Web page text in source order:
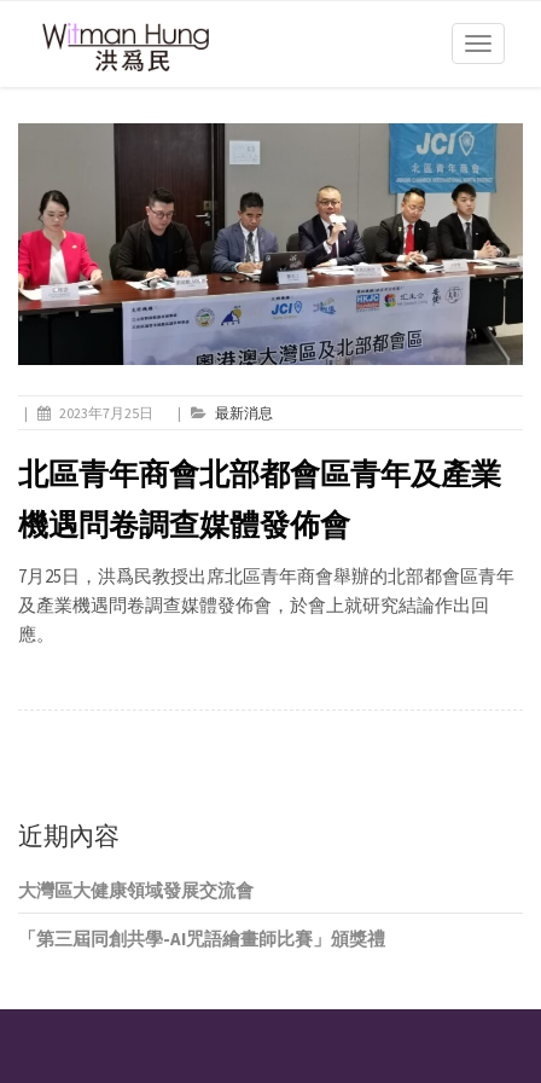
Toggle
| 2023年7月25日 | 最新消息
北區青年商會北部都會區青年及產業
機遇問卷調查媒體發佈會
7月25日，洪爲民教授出席北區青年商會舉辦的北部都會區青年
及產業機遇問卷調查媒體發佈會，於會上就研究結論作出回
應。
近期內容
大灣區大健康領域發展交流會
「第三屆同創共學-AI咒語繪畫師比賽」頒獎禮